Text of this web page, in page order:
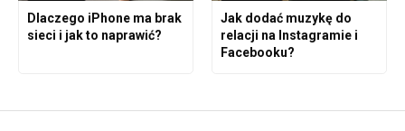
Dlaczego iPhone ma brak
sieci i jak to naprawić?
Jak dodać muzykę do
relacji na Instagramie i
Facebooku?